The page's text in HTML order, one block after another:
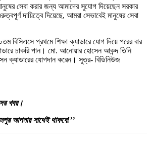
সেবা করার জন্য আমাদের সুযোগ দিয়েছেন সরকার
দায়িত্বে দিয়েছে, আমরা সেভাবেই মানুষের সেবা
বিসিএসে প্রথমে শিক্ষা ক্যাডারে যোগ দিয়ে পরের বার
চাকরি পান। মো. আনোয়ার হোসেন আকন্দ তিনি
ক্যাডারের যোগদান করেন। সূত্র- বিডিনিউজ
খবর।
আপনার সাথেই থাকবে!’’